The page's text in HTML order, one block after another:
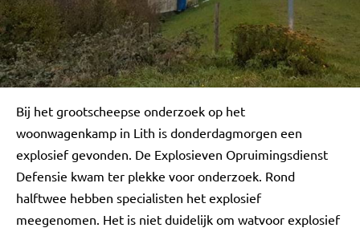
Bij het grootscheepse onderzoek op het
woonwagenkamp in Lith is donderdagmorgen een
explosief gevonden. De Explosieven Opruimingsdienst
Defensie kwam ter plekke voor onderzoek. Rond
halftwee hebben specialisten het explosief
meegenomen. Het is niet duidelijk om watvoor explosief